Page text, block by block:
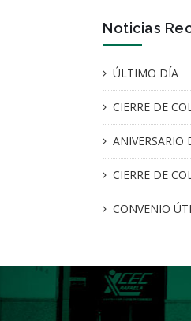
Noticias
ÚLTIMO DÍA
CIERRE DE
ANIVERSARIO
CIERRE DE
CONVENIO